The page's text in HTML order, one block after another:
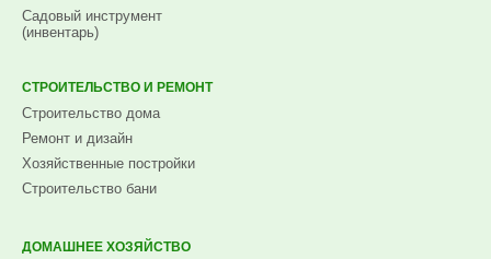
Садовый инструмент
(инвентарь)
СТРОИТЕЛЬСТВО И РЕМОНТ
Строительство дома
Ремонт и дизайн
Хозяйственные постройки
Строительство бани
ДОМАШНЕЕ ХОЗЯЙСТВО